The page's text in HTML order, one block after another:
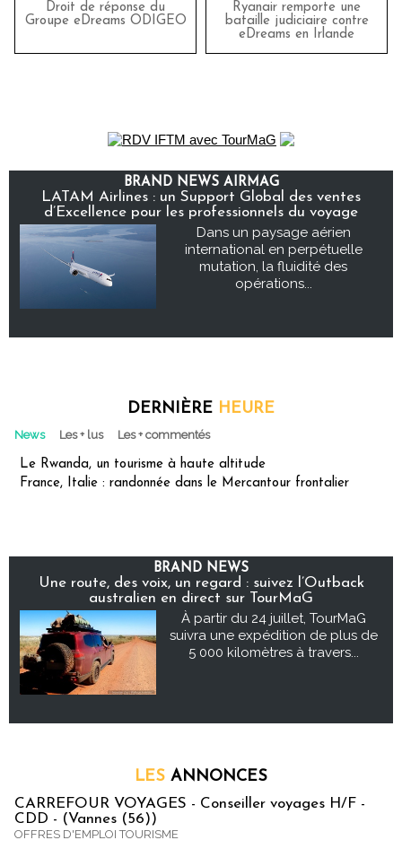
Droit de réponse du
Groupe eDreams ODIGEO
Ryanair remporte une
bataille judiciaire contre
eDreams en Irlande
BRAND NEWS AIRMAG
LATAM Airlines : un Support Global des ventes
d’Excellence pour les professionnels du voyage
Dans un paysage aérien
international en perpétuelle
mutation, la fluidité des
opérations...
DERNIÈRE HEURE
News Les + lus Les + commentés
Le Rwanda, un tourisme à haute altitude
France, Italie : randonnée dans le Mercantour frontalier
BRAND NEWS
Une route, des voix, un regard : suivez l’Outback
australien en direct sur TourMaG
À partir du 24 juillet, TourMaG
suivra une expédition de plus de
5 000 kilomètres à travers...
LES ANNONCES
CARREFOUR VOYAGES - Conseiller voyages H/F -
CDD - (Vannes (56))
OFFRES D'EMPLOI TOURISME